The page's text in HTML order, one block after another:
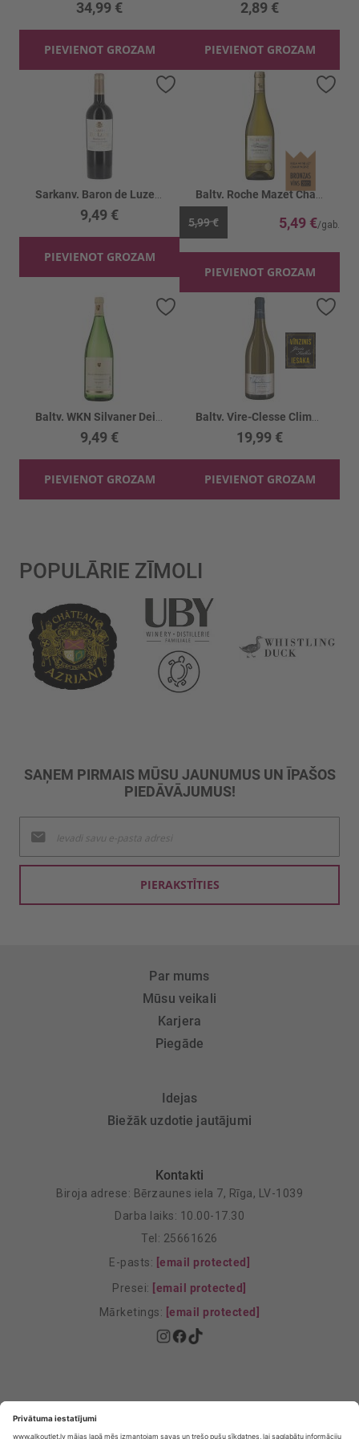
34,99 €
PIEVIENOT GROZAM
2,89 €
PIEVIENOT GROZAM
9,49 €
PIEVIENOT GROZAM
Pievienot vēlmju sarakstam
5,99 € 5,49 €
PIEVIENOT GROZAM
9,49 €
PIEVIENOT GROZAM
19,99 €
PIEVIENOT GROZAM
POPULĀRIE ZĪMOLI
SAŅEM PIRMAIS MŪSU JAUNUMUS UN ĪPAŠOS
PIEDĀVĀJUMUS!
jaunumu
saņemšanai:
PIERAKSTĪTIES
Par mums
Mūsu veikali
Karjera
Piegāde
Idejas
Biežāk uzdotie jautājumi
Kontakti
Biroja adrese: Bērzaunes iela 7, Rīga, LV-1039
Darba laiks: 10.00-17.30
Tel: 25661626
E-pasts: [email protected]
Presei: [email protected]
Mārketings: [email protected]
Privātuma Iestatījumi